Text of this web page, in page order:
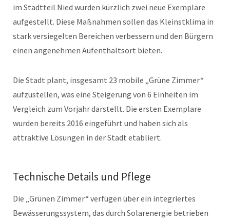
im Stadtteil Nied wurden kürzlich zwei neue Exemplare
aufgestellt. Diese Maßnahmen sollen das Kleinstklima in
stark versiegelten Bereichen verbessern und den Bürgern
einen angenehmen Aufenthaltsort bieten.
Die Stadt plant, insgesamt 23 mobile „Grüne Zimmer“
aufzustellen, was eine Steigerung von 6 Einheiten im
Vergleich zum Vorjahr darstellt. Die ersten Exemplare
wurden bereits 2016 eingeführt und haben sich als
attraktive Lösungen in der Stadt etabliert.
Technische Details und Pflege
Die „Grünen Zimmer“ verfügen über ein integriertes
Bewässerungssystem, das durch Solarenergie betrieben